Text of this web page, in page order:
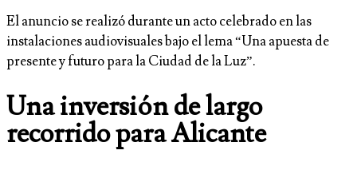
El anuncio se realizó durante un acto celebrado en las
instalaciones audiovisuales bajo el lema “Una apuesta de
presente y futuro para la Ciudad de la Luz”.
Una inversión de largo
recorrido para Alicante